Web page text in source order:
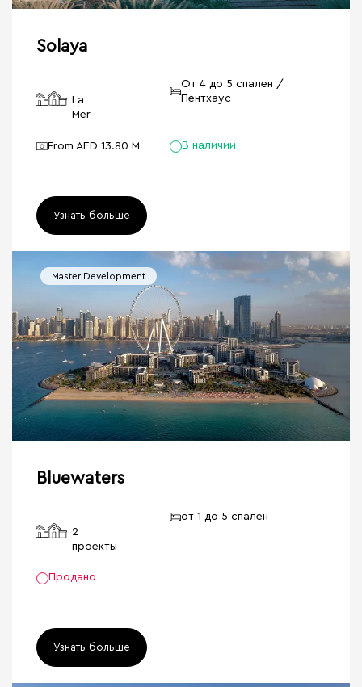
Solaya
La
Mer
От 4 до 5 спален /
Пентхаус
From AED 13.80 M В наличии
Узнать больше
Master Development
Bluewaters
2
проекты
от 1 до 5 спален
Продано
Узнать больше